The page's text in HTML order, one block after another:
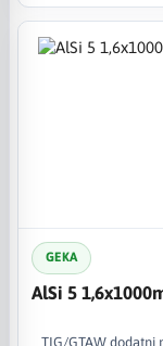
GEKA
AlSi 5
TIG/GTAW dodatni